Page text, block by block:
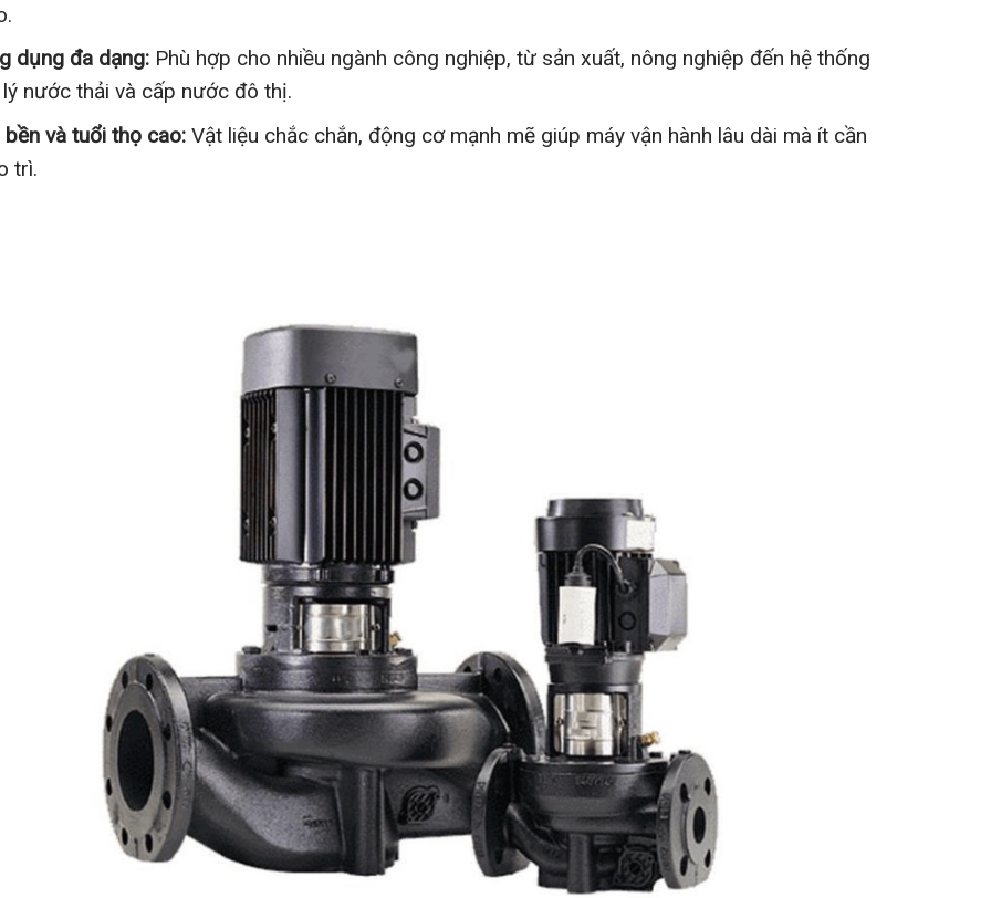
dụng đa dạng:Phù hợp cho nhiều ngành công nghiệp, từ sản xuất, nông nghiệp đến hệ thống
nước thải và cấp nước đô thị.
và tuổi thọ cao:Vật liệu chắc chắn, động cơ mạnh mẽ giúp máy vận hành lâu dài mà ít cần
trì.